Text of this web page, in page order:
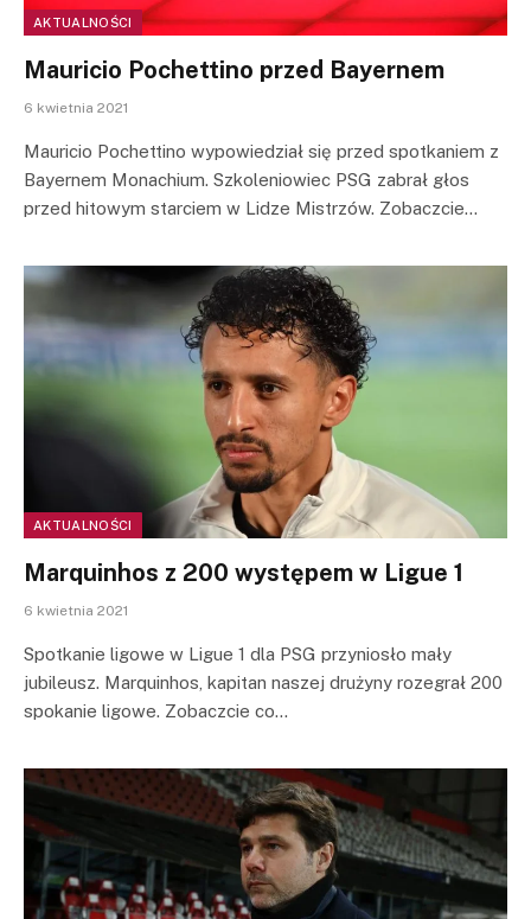
AKTUALNOŚCI
Mauricio Pochettino przed Bayernem
6 kwietnia 2021
Mauricio Pochettino wypowiedział się przed spotkaniem z
Bayernem Monachium. Szkoleniowiec PSG zabrał głos
przed hitowym starciem w Lidze Mistrzów. Zobaczcie…
AKTUALNOŚCI
Marquinhos z 200 występem w Ligue 1
6 kwietnia 2021
Spotkanie ligowe w Ligue 1 dla PSG przyniosło mały
jubileusz. Marquinhos, kapitan naszej drużyny rozegrał 200
spokanie ligowe. Zobaczcie co…